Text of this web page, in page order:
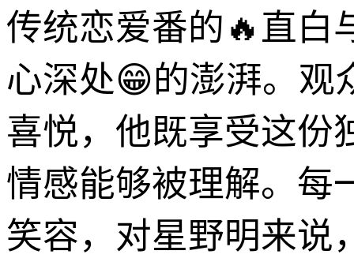
传统恋爱番的🔥直白
心深处😁的澎湃。观
喜悦，他既享受这份
情感能够被理解。每
笑容，对星野明来说